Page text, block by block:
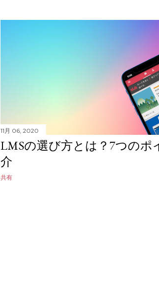
11月 06, 2020
LMSの選び方とは？7つのポ
介
共有